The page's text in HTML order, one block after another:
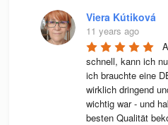
Viera Kútiková
11 years ago
schnell, kann ich
ich brauchte eine
wirklich dringend
wichtig war - und
besten Qualität